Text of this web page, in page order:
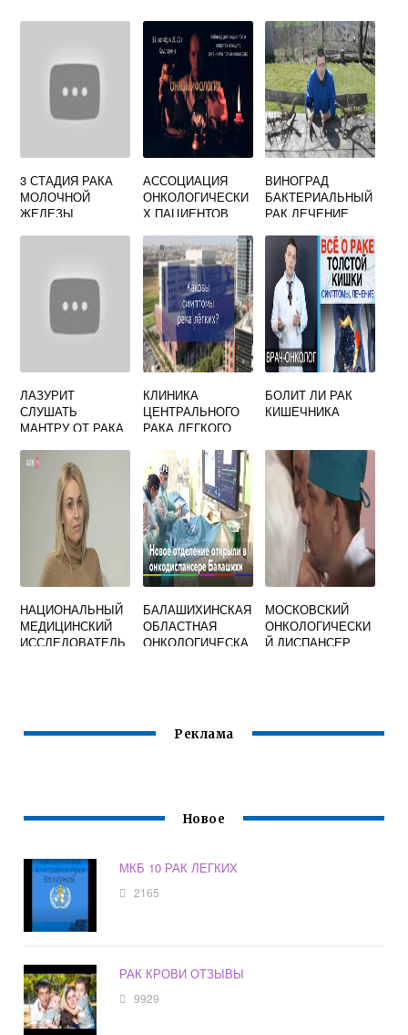
3 СТАДИЯ РАКА
МОЛОЧНОЙ
ЖЕЛЕЗЫ
АССОЦИАЦИЯ
ОНКОЛОГИЧЕСКИ
Х ПАЦИЕНТОВ
САЙТ
ВИНОГРАД
БАКТЕРИАЛЬНЫЙ
РАК ЛЕЧЕНИЕ
ЛАЗУРИТ
СЛУШАТЬ
МАНТРУ ОТ РАКА
КЛИНИКА
ЦЕНТРАЛЬНОГО
РАКА ЛЕГКОГО
БОЛИТ ЛИ РАК
КИШЕЧНИКА
НАЦИОНАЛЬНЫЙ
МЕДИЦИНСКИЙ
ИССЛЕДОВАТЕЛЬ
БАЛАШИХИНСКАЯ
ОБЛАСТНАЯ
ОНКОЛОГИЧЕСКА
МОСКОВСКИЙ
ОНКОЛОГИЧЕСКИ
Й ДИСПАНСЕР
Реклама
Новое
МКБ 10 РАК ЛЕГКИХ
2165
РАК КРОВИ ОТЗЫВЫ
9929